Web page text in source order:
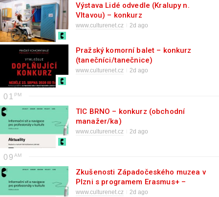
Výstava Lidé odvedle (Kralupy n.
Vltavou) – konkurz
(průvodce/edukátor)
www.culturenet.cz 2d ago
Pražský komorní balet – konkurz
(tanečníci/tanečnice)
www.culturenet.cz 2d ago
01
TIC BRNO – konkurz (obchodní
manažer/ka)
www.culturenet.cz 2d ago
09
Zkušenosti Západočeského muzea v
Plzni s programem Erasmus+ –
seminář
www.culturenet.cz 2d ago